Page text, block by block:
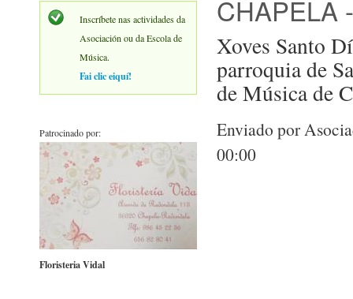
Inscríbete nas actividades da
Asociación ou da Escola de
Música.
Fai clic eiquí!
Patrocinado por:
Floristeria Vidal
CHAPELA
Xoves Santo
parroquia de
de Música de
Enviado por
00:00